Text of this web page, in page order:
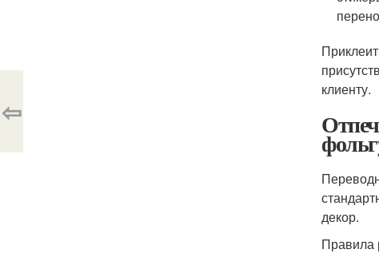
клиенту.
декор.
Правила
⇦